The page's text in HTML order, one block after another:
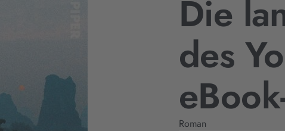
Die
des
Roman